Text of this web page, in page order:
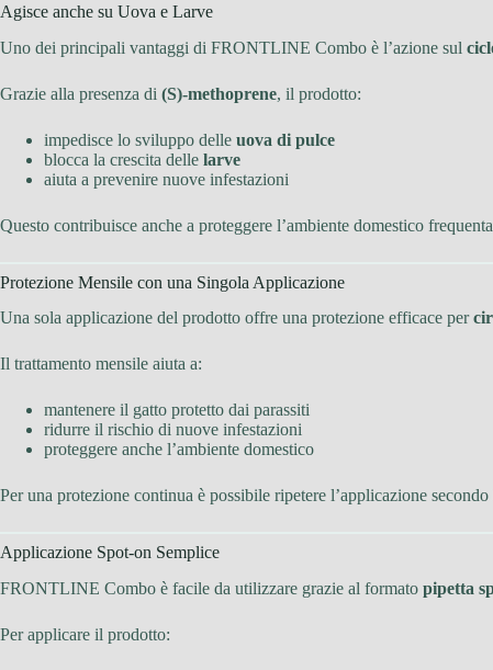
Agisce anche su Uova e Larve
Uno dei principali vantaggi di FRONTLINE Combo è l’azione sul
Grazie alla presenza di (S)-methoprene, il prodotto:
impedisce lo sviluppo delle uova di pulce
blocca la crescita delle larve
aiuta a prevenire nuove infestazioni
Questo contribuisce anche a proteggere l’ambiente domestico
Protezione Mensile con una Singola Applicazione
Una sola applicazione del prodotto offre una protezione efficace per
Il trattamento mensile aiuta a:
mantenere il gatto protetto dai parassiti
ridurre il rischio di nuove infestazioni
proteggere anche l’ambiente domestico
Per una protezione continua è possibile ripetere l’applicazione
Applicazione Spot-on Semplice
FRONTLINE Combo è facile da utilizzare grazie al formato pipetta
Per applicare il prodotto: